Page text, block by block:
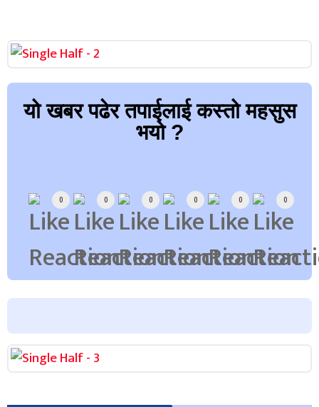
यो खबर पढेर तपाईलाई कस्तो महसुस
भयो ?
0 0 0 0 0 0